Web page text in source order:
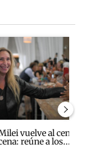
en los
a Jorge
de tendencia con
vuelve al centro
reúne a los...